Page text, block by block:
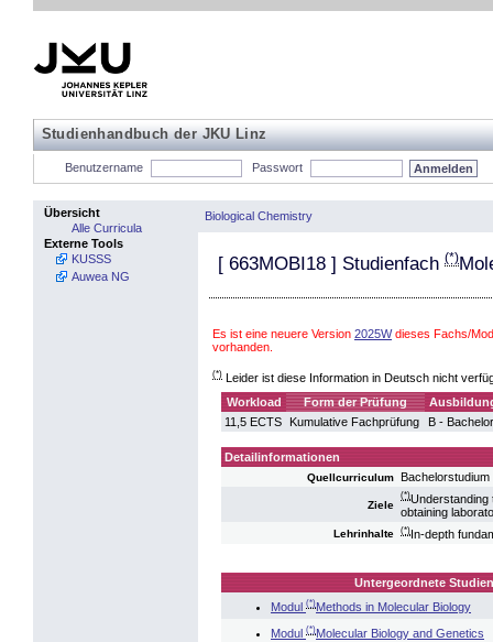
Studienhandbuch der JKU Linz
Benutzername Passwort
Übersicht
Alle Curricula
Externe Tools
KUSSS
Auwea NG
Biological Chemistry
[ 663MOBI18 ] Studienfach (*)
Es ist eine neuere Version 2025Wdieses Fachs/
vorhanden.
(*) Leider ist diese Information in Deutsch nicht
Workload
Form der Prüfung
11,5 ECTS
Kumulative Fachprüfung B - Bachelor
Detailinformationen
Quellcurriculum
Ziele
(*)Understanding
obtaining
Lehrinhalte (*)In-depth
Untergeordnete
Modul (*)Methods in Molecular Biology
Modul (*)Molecular Biology and Genetics